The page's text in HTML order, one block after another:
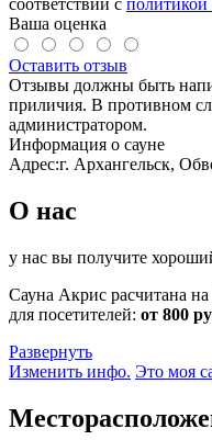
Ваша оценка
Оставить отзыв
Отзывы должны быть
приличия. В противном
администратором.
Информация о сауне
Адрес:г. Архангельск,
О нас
у нас вы получите
Сауна Акрис расчитана на
для посетителей: от 800
Развернуть
Изменить инфо. Это моя